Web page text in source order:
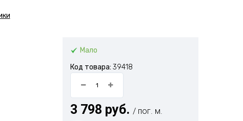
Мало
Код товара: 39418
3 798 руб. / пог. м.